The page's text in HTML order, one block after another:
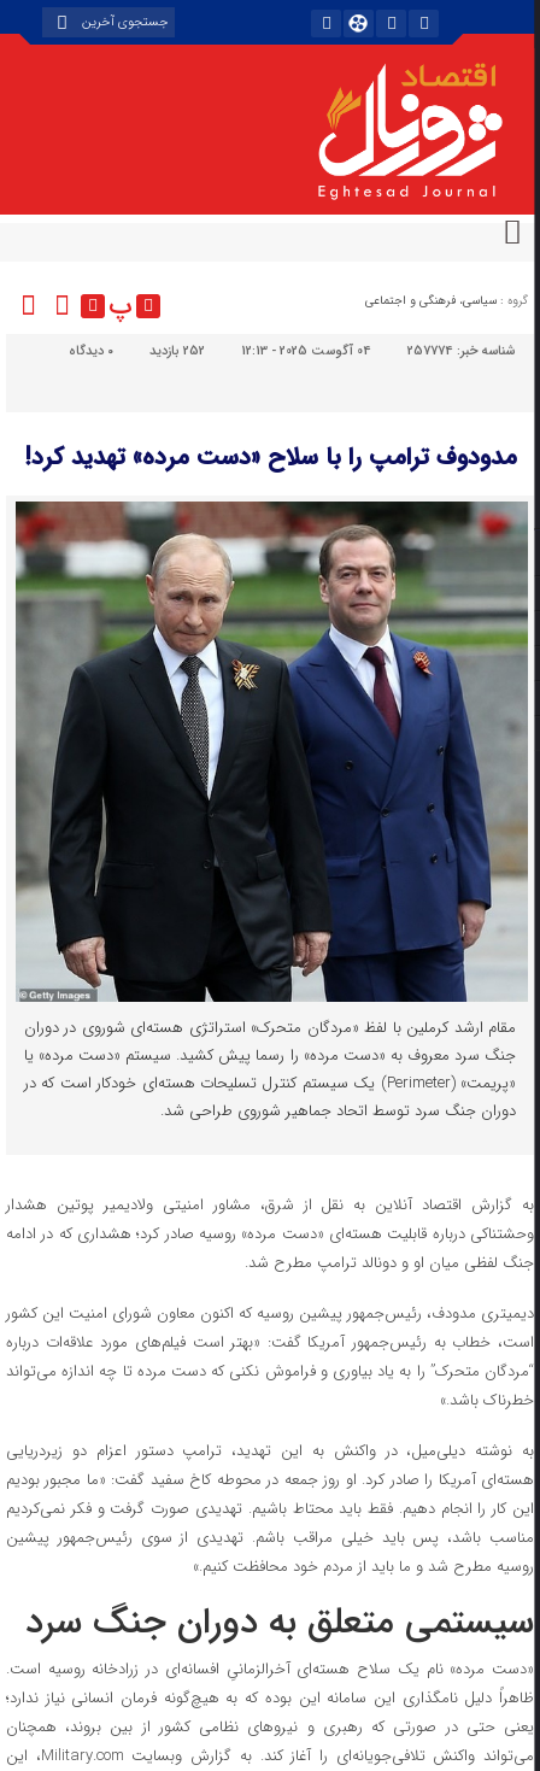
گروه : سیاسی، فرهنگی و اجتماعی پ
شناسه خبر:257774 04 آگوست 2025 - 12:13 252 بازدید دیدگاه
مدودوف ترامپ را با سلاح «دست مرده» تهدید کرد!
مقام ارشد کرملین با لفظ «مردگان متحرک» استراتژی هسته‌ای شوروی در دوران
جنگ سرد معروف به «دست مرده» را رسما پیش کشید. سیستم «دست مرده» یا
«پریمت» (Perimeter) یک سیستم کنترل تسلیحات هسته‌ای خودکار است که در
دوران جنگ سرد توسط اتحاد جماهیر شوروی طراحی شد.
به گزارش اقتصاد آنلاین به نقل از شرق، مشاور امنیتی ولادیمیر پوتین هشدار
وحشتناکی درباره قابلیت هسته‌ای «دست مرده» روسیه صادر کرد؛ هشداری که در ادامه
جنگ لفظی میان او و دونالد ترامپ مطرح شد.
دیمیتری مدودف، رئیس‌جمهور پیشین روسیه که اکنون معاون شورای امنیت این کشور
است، خطاب به رئیس‌جمهور آمریکا گفت: «بهتر است فیلم‌های مورد علاقه‌ات درباره
“مردگان متحرک” را به یاد بیاوری و فراموش نکنی که دست مرده تا چه اندازه می‌تواند
خطرناک باشد.»
به نوشته دیلی‌میل، در واکنش به این تهدید، ترامپ دستور اعزام دو زیردریایی
هسته‌ای آمریکا را صادر کرد. او روز جمعه در محوطه کاخ سفید گفت: «ما مجبور بودیم
این کار را انجام دهیم. فقط باید محتاط باشیم. تهدیدی صورت گرفت و فکر نمی‌کردیم
مناسب باشد، پس باید خیلی مراقب باشم. تهدیدی از سوی رئیس‌جمهور پیشین
روسیه مطرح شد و ما باید از مردم خود محافظت کنیم.»
سیستمی متعلق به دوران جنگ سرد
«دست مرده» نام یک سلاح هسته‌ای آخرالزمانیِ افسانه‌ای در زرادخانه روسیه است.
ظاهراً دلیل نامگذاری این سامانه این بوده که به هیچ‌گونه فرمان انسانی نیاز ندارد؛
یعنی حتی در صورتی که رهبری و نیرو‌های نظامی کشور از بین بروند، همچنان
می‌تواند واکنش تلافی‌جویانه‌ای را آغاز کند. به گزارش وبسایت Military.com، این